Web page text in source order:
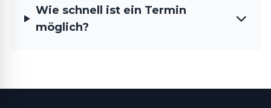
Wie schnell ist ein Termin
möglich?